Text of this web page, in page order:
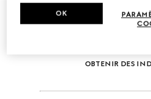
Galeries Lafayette 40
75009,
OBTENIR DES
OK